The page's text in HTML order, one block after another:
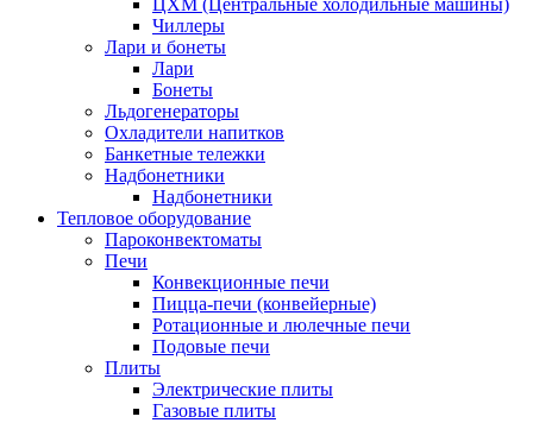
ЦХМ (Центральные холодильные машины)
Чиллеры
Лари и бонеты
Лари
Бонеты
Льдогенераторы
Охладители напитков
Банкетные тележки
Надбонетники
Надбонетники
Тепловое оборудование
Пароконвектоматы
Печи
Конвекционные печи
Пицца-печи (конвейерные)
Ротационные и люлечные печи
Подовые печи
Плиты
Электрические плиты
Газовые плиты